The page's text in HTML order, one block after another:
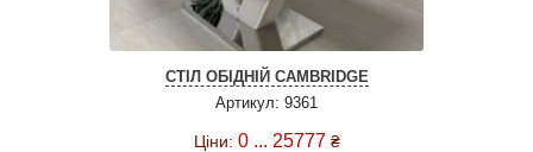
СТІЛ ОБІДНІЙ CAMBRIDGE
Артикул: 9361
Ціни: 0 ... 25777 ₴